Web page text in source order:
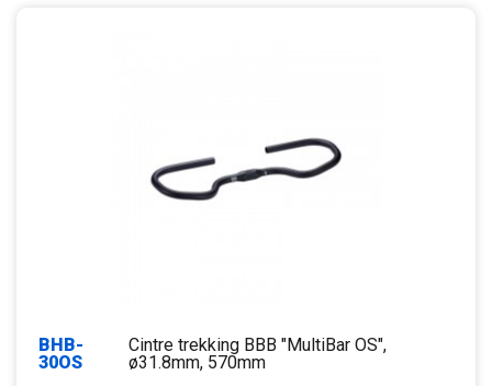
BHB-
30OS
Cintre trekking BBB "MultiBar OS",
ø31.8mm, 570mm